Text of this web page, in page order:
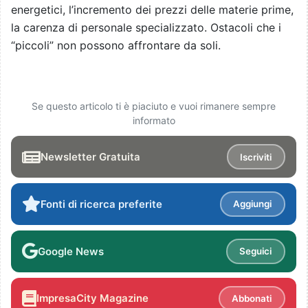
energetici, l’incremento dei prezzi delle materie prime,
la carenza di personale specializzato. Ostacoli che i
“piccoli” non possono affrontare da soli.
Se questo articolo ti è piaciuto e vuoi rimanere sempre
informato
Newsletter Gratuita Iscriviti
Fonti di ricerca preferite Aggiungi
Google News Seguici
ImpresaCity Magazine Abbonati